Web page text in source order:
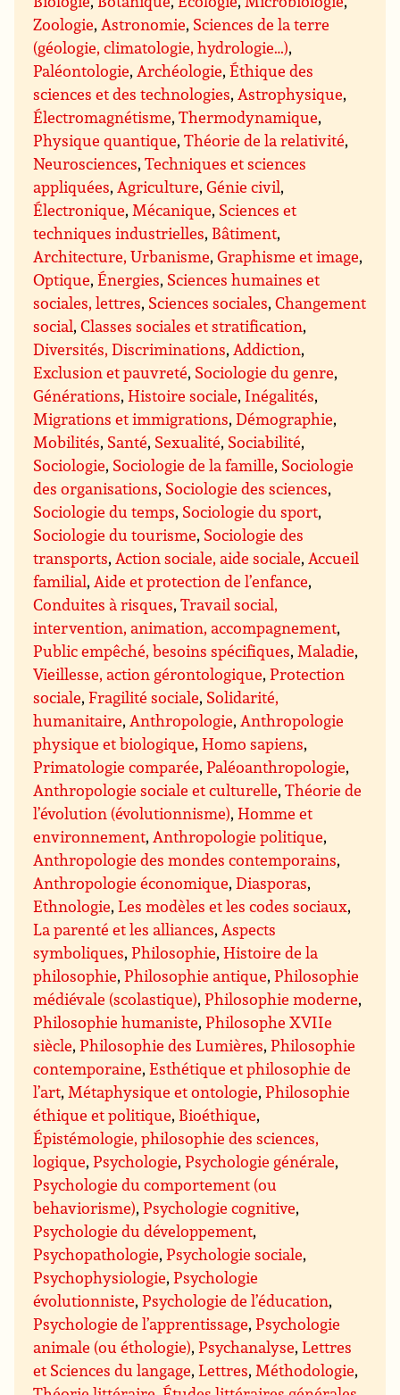
Zoologie, Astronomie, Sciences de la terre
(géologie, climatologie, hydrologie…),
Paléontologie, Archéologie,Éthique des
sciences et des technologies, Astrophysique,
Électromagnétisme,Thermodynamique,
Physique quantique,Théorie de la relativité,
Neurosciences,Techniques et sciences
appliquées, Agriculture,Génie civil,
Électronique, Mécanique, Sciences et
techniques industrielles, Bâtiment,
Architecture, Urbanisme,Graphisme et image,
Optique,Énergies, Sciences humaines et
sociales, lettres, Sciences sociales,Changement
social,Classes sociales et stratification,
Diversités, Discriminations, Addiction,
Exclusion et pauvreté, Sociologie du genre,
Générations,Histoire sociale, Inégalités,
Migrations et immigrations,Démographie,
Mobilités, Santé, Sexualité, Sociabilité,
Sociologie, Sociologie de la famille, Sociologie
des organisations, Sociologie des sciences,
Sociologie du temps, Sociologie du sport,
Sociologie du tourisme, Sociologie des
transports, Action sociale, aide sociale, Accueil
familial, Aide et protection de l’enfance,
Conduites à risques,Travail social,
intervention, animation, accompagnement,
Public empêché, besoins spécifiques, Maladie,
Vieillesse, action gérontologique,Protection
sociale,Fragilité sociale, Solidarité,
humanitaire, Anthropologie, Anthropologie
physique et biologique,Homo sapiens,
Primatologie comparée,Paléoanthropologie,
Anthropologie sociale et culturelle,Théorie de
l’évolution (évolutionnisme),Homme et
environnement, Anthropologie politique,
Anthropologie des mondes contemporains,
Anthropologie économique,Diasporas,
Ethnologie,Les modèles et les codes sociaux,
La parenté et les alliances, Aspects
symboliques,Philosophie,Histoire de la
philosophie,Philosophie antique,Philosophie
médiévale (scolastique),Philosophie moderne,
Philosophie humaniste,Philosophe XVIIe
siècle,Philosophie des Lumières,Philosophie
contemporaine,Esthétique et philosophie de
l’art, Métaphysique et ontologie,Philosophie
éthique et politique, Bioéthique,
Épistémologie, philosophie des sciences,
logique,Psychologie,Psychologie générale,
Psychologie du comportement (ou
behaviorisme),Psychologie cognitive,
Psychologie du développement,
Psychopathologie,Psychologie sociale,
Psychophysiologie,Psychologie
évolutionniste,Psychologie de l’éducation,
Psychologie de l’apprentissage,Psychologie
animale (ou éthologie),Psychanalyse,Lettres
et Sciences du langage,Lettres, Méthodologie,